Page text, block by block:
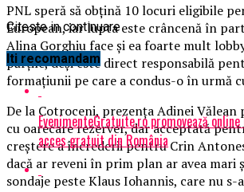
PNL speră să obţină 10 locuri eligibile
European, iar lupta este crâncenă în
Alina Gorghiu face şi ea foarte mult
părţile, deşi este direct responsabilă
formaţiunii pe care a condus-o în urmă
De la Cotroceni, prezenţa Adinei
cu oarecare rezerver, dar acceptată
creştere a încrederii pentru Crin
dacă ar reveni în prim plan ar avea mari
sondaje peste Klaus Iohannis, care nu
Citeste in continuare
Iti recomandam
EvenimenteGratuite.ro promovează
acces gratuit din România